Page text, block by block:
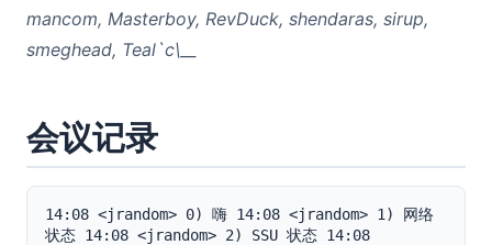
mancom, Masterboy, RevDuck, shendaras, sirup,
smeghead, Teal`c\__
会议记录
14:08 <jrandom> 0) 嗨 14:08 <jrandom> 1) 网络
状态 14:08 <jrandom> 2) SSU 状态 14:08